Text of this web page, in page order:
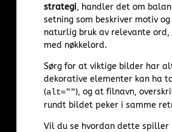
strategi, handler det om
setning som beskriver motiv
naturlig bruk av relevante ord,
med nøkkelord.
Sørg for at viktige bilder har
dekorative elementer kan ha
(alt=""), og at filnavn,
rundt bildet peker i samme
Vil du se hvordan dette spiller